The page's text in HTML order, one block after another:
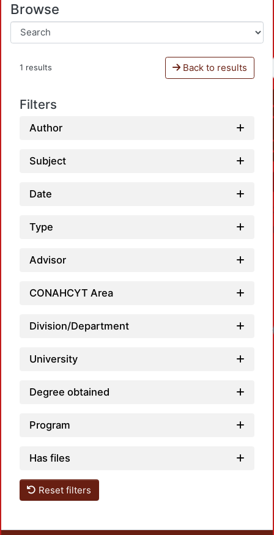
Browse
1 results Back to results
Filters
Author
Subject
Date
Type
Advisor
CONAHCYT Area
Division/Department
University
Degree obtained
Program
Has files
Reset filters